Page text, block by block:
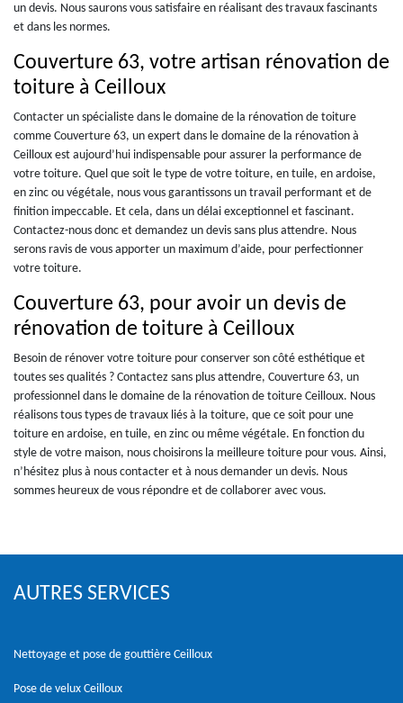
un devis. Nous saurons vous satisfaire en réalisant des travaux fascinants
et dans les normes.
Couverture 63, votre artisan rénovation de
toiture à Ceilloux
Contacter un spécialiste dans le domaine de la rénovation de toiture
comme Couverture 63, un expert dans le domaine de la rénovation à
Ceilloux est aujourd’hui indispensable pour assurer la performance de
votre toiture. Quel que soit le type de votre toiture, en tuile, en ardoise,
en zinc ou végétale, nous vous garantissons un travail performant et de
finition impeccable. Et cela, dans un délai exceptionnel et fascinant.
Contactez-nous donc et demandez un devis sans plus attendre. Nous
serons ravis de vous apporter un maximum d’aide, pour perfectionner
votre toiture.
Couverture 63, pour avoir un devis de
rénovation de toiture à Ceilloux
Besoin de rénover votre toiture pour conserver son côté esthétique et
toutes ses qualités ? Contactez sans plus attendre, Couverture 63, un
professionnel dans le domaine de la rénovation de toiture Ceilloux. Nous
réalisons tous types de travaux liés à la toiture, que ce soit pour une
toiture en ardoise, en tuile, en zinc ou même végétale. En fonction du
style de votre maison, nous choisirons la meilleure toiture pour vous. Ainsi,
n’hésitez plus à nous contacter et à nous demander un devis. Nous
sommes heureux de vous répondre et de collaborer avec vous.
AUTRES SERVICES
Nettoyage et pose de gouttière Ceilloux
Pose de velux Ceilloux